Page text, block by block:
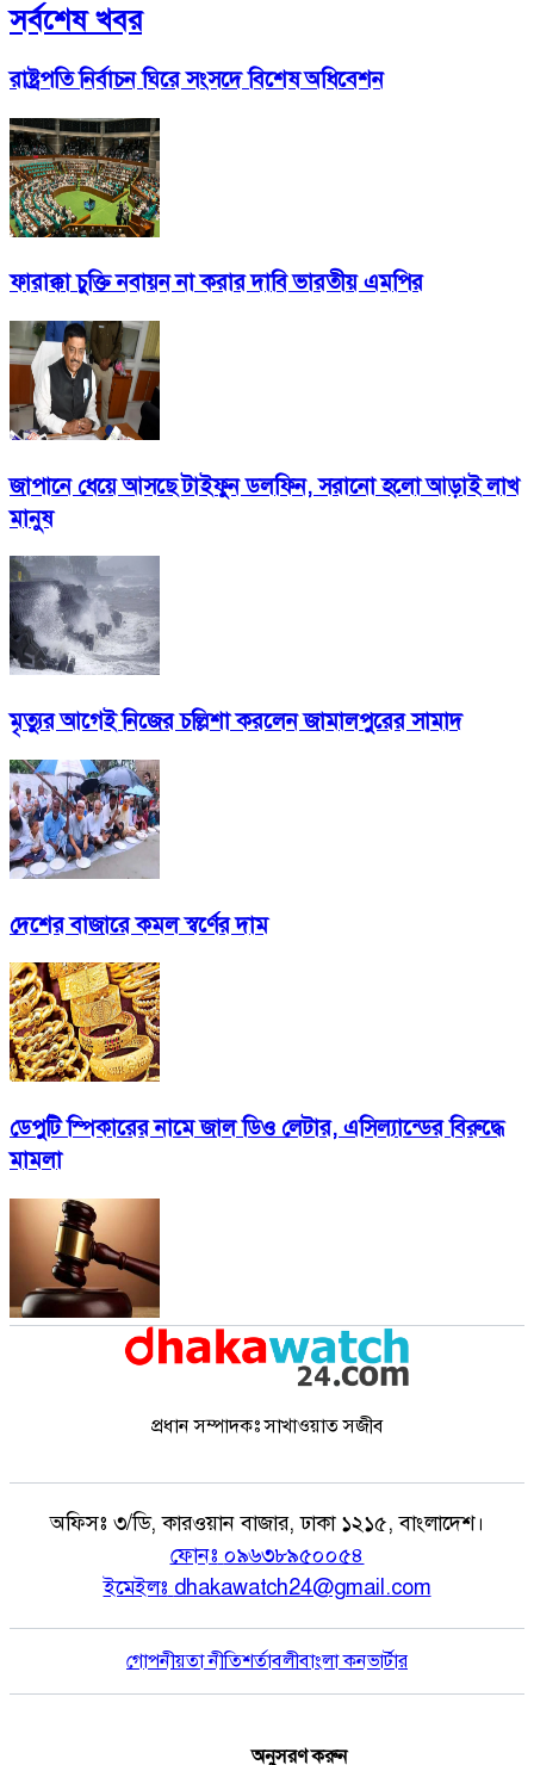
সর্বশেষ খবর
রাষ্ট্রপতি নির্বাচন ঘিরে সংসদে বিশেষ অধিবেশন
ফারাক্কা চুক্তি নবায়ন না করার দাবি ভারতীয় এমপির
জাপানে ধেয়ে আসছে টাইফুন ডলফিন, সরানো হলো আড়াই লাখ
মানুষ
মৃত্যুর আগেই নিজের চল্লিশা করলেন জামালপুরের সামাদ
দেশের বাজারে কমল স্বর্ণের দাম
ডেপুটি স্পিকারের নামে জাল ডিও লেটার, এসিল্যান্ডের বিরুদ্ধে
মামলা
প্রধান সম্পাদকঃ সাখাওয়াত সজীব
অফিসঃ ৩/ডি, কারওয়ান বাজার, ঢাকা ১২১৫, বাংলাদেশ।
ফোনঃ ০৯৬৩৮৯৫০০৫৪
ইমেইলঃ dhakawatch24@gmail.com
গোপনীয়তা নীতিশর্তাবলীবাংলা কনভার্টার
অনুসরণ করুন